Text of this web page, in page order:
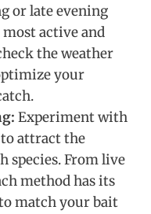
or late evening
active and
the weather
your
Experiment with
attract the
species. From live
method has its
match your bait